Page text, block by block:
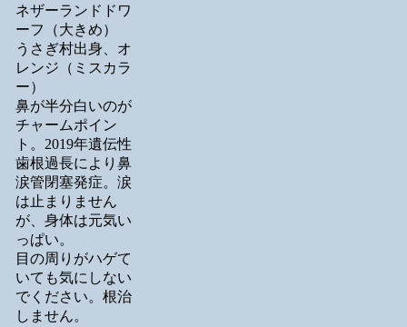
ネザーランドドワ
ーフ（大きめ）
うさぎ村出身、オ
レンジ（ミスカラ
ー）
鼻が半分白いのが
チャームポイン
ト。2019年遺伝性
歯根過長により鼻
涙管閉塞発症。涙
は止まりません
が、身体は元気い
っぱい。
目の周りがハゲて
いても気にしない
でください。根治
しません。